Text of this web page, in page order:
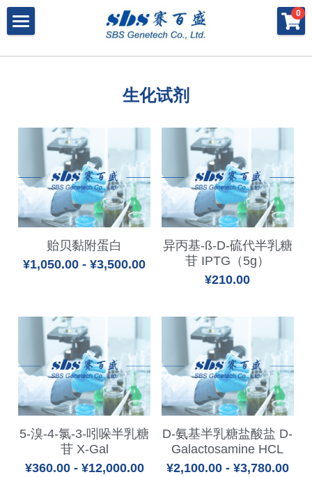
0
Cell-Free蛋白表达系统
寡核苷酸合成
多肽合成
DNA分子量标准
RNA相关
PCR相关
核酸纯化
磁珠
基因操作
实验耗材
桥核酸（BNA）
Morpholino
Phosphoramidites
DNA Free酶
恒温扩增
恒温扩增
RPA
CRISPR
CRISPR基因编辑
CRISPR Gene Knockout Kit
全基因组CRIPSR文库
CRISPR通路文库
CRISPR用户自定义文库
研究数据
快速检测试纸系统
CRISPRclean®
CRISPRclean Single Cell
CRISPRclean RNA Prep
CRISPRclean Plus RNA Prep
CRISPRclean Bulk Reagents
CRISPRclean High Expressing RNA
合成生物
合成生物解决方案
NMN
关于我们
共创佳绩 - 期刊
共创佳绩 - 机构
行业报告
生命科技
登录
搜索
English
生化试剂
贻贝黏附蛋白
¥1,050.00 - ¥3,500.00
异丙基-ß-D-硫代半乳糖
苷 IPTG（5g）
¥210.00
5-溴-4-氯-3-吲哚半乳糖
苷 X-Gal
¥360.00 - ¥12,000.00
D-氨基半乳糖盐酸盐 D-
Galactosamine HCL
¥2,100.00 - ¥3,780.00
×
商品分类
RPA
磁珠
快速检测试纸
DNA-Free酶
冻干微球
CRISPR基因编辑
恒温扩增
实验耗材
基因操作相关
×
博客分类
发表文章
BNA
Morpholino